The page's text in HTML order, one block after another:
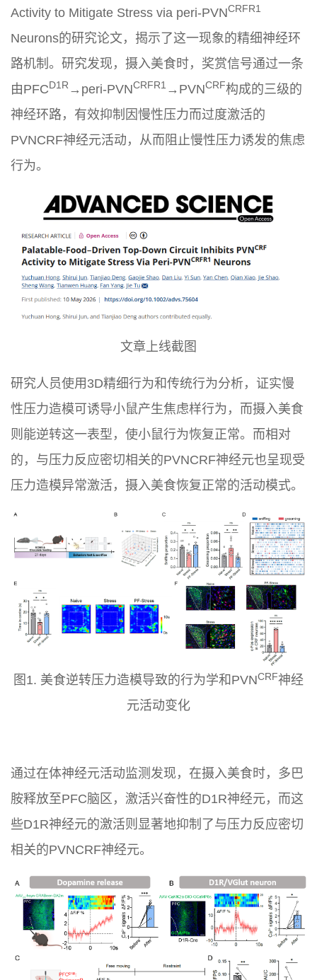
Activity to Mitigate Stress via peri-PVNCRFR1
Neurons的研究论文，揭示了这一现象的精细神经环
路机制。研究发现，摄入美食时，奖赏信号通过一条
由PFC D1R →peri-PVNCRFR1 →PVNCRF构成的三级的
神经环路，有效抑制因慢性压力而过度激活的
PVNCRF神经元活动，从而阻止慢性压力诱发的焦虑
行为。
文章上线截图
研究人员使用3D精细行为和传统行为分析，证实慢
性压力造模可诱导小鼠产生焦虑样行为，而摄入美食
则能逆转这一表型，使小鼠行为恢复正常。而相对
的，与压力反应密切相关的PVNCRF神经元也呈现受
压力造模异常激活，摄入美食恢复正常的活动模式。
图1. 美食逆转压力造模导致的行为学和 PVNCRF神经
元活动变化
通过在体神经元活动监测发现，在摄入美食时，多巴
胺释放至PFC脑区，激活兴奋性的D1R神经元，而这
些D1R神经元的激活则显著地抑制了与压力反应密切
相关的PVNCRF神经元。